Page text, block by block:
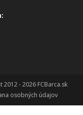
2012 - 2026 FCBarca.sk
osobných údajov